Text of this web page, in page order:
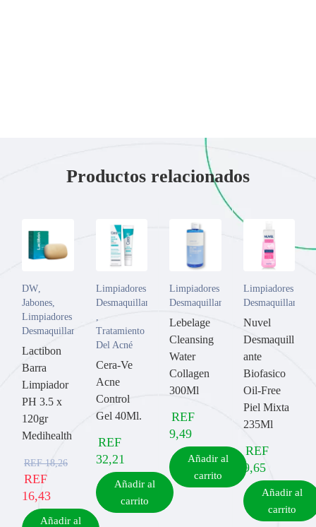
Productos relacionados
DW
Jabones
Limpiadores y
Desmaquillantes
Lactibon
Barra
Limpiador
PH 3.5 x
120gr
Medihealth
REF18,26
REF
16,43
Añadir al
Limpiadores y
Desmaquillantes
Tratamiento
Del Acné
Cera-Ve
Acne
Control
Gel 40Ml.
REF
32,21
Añadir al
carrito
Limpiadores y
Desmaquillantes
Lebelage
Cleansing
Water
Collagen
300Ml
REF
9,49
Añadir al
carrito
Limpiadores y
Desmaquillantes
Nuvel
Desmaquill
ante
Biofasico
Oil-Free
Piel Mixta
235Ml
REF
9,65
Añadir al
carrito